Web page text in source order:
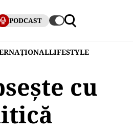
PODCAST
LIFESTYLE
cu